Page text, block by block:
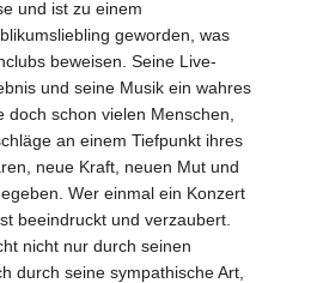
und ist zu einem
geworden, was
beweisen. Seine Live-
und seine Musik ein wahres
doch schon vielen Menschen,
an einem Tiefpunkt ihres
neue Kraft, neuen Mut und
Wer einmal ein Konzert
beeindruckt und verzaubert.
nicht nur durch seinen
durch seine sympathische Art,